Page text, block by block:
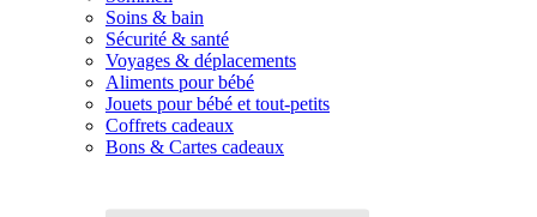
Soins & bain
Sécurité & santé
Voyages & déplacements
Aliments pour bébé
Jouets pour bébé et tout-petits
Coffrets cadeaux
Bons & Cartes cadeaux